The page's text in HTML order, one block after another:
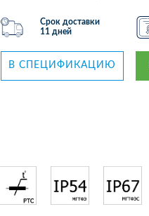
Срок доставки
11 дней
В СПЕЦИФИКАЦИЮ